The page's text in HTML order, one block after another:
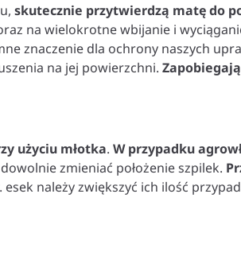
skutecznie przytwierdzą matę do
na wielokrotne wbijanie i
znaczenie dla ochrony naszych
na jej powierzchni. Zapobiegają
użyciu młotka. W przypadku
zmieniać położenie szpilek.
należy zwiększyć ich ilość